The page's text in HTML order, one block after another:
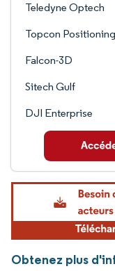
Teledyne Optech
Topcon
Falcon-3D
Sitech Gulf
DJI Enterprise
Obtenez plus